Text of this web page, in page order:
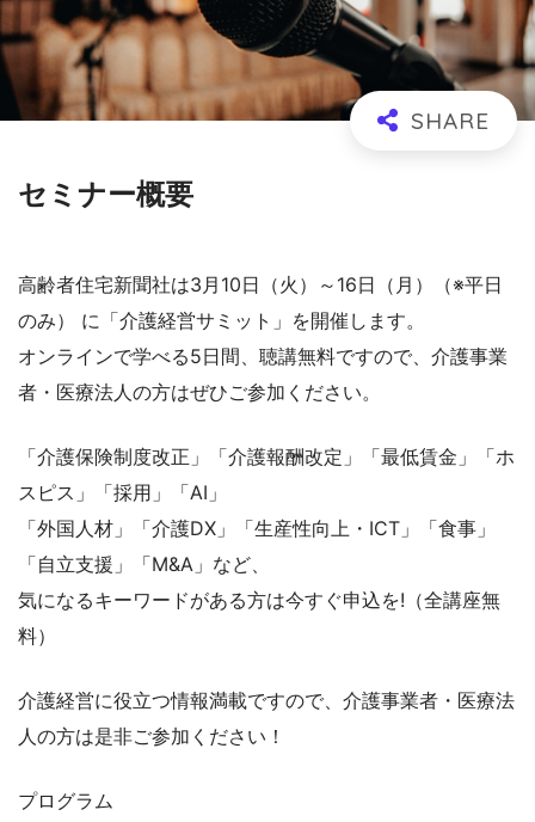
セミナー概要
高齢者住宅新聞社は3月10日（火）～16日（月）（※平日
のみ） に「介護経営サミット」を開催します。
オンラインで学べる5日間、聴講無料ですので、介護事業
者・医療法人の方はぜひご参加ください。
「介護保険制度改正」「介護報酬改定」「最低賃金」「ホ
スピス」「採用」「AI」
「外国人材」「介護DX」「生産性向上・ICT」「食事」
「自立支援」「M&A」など、
気になるキーワードがある方は今すぐ申込を!（全講座無
料）
介護経営に役立つ情報満載ですので、介護事業者・医療法
人の方は是非ご参加ください！
プログラム